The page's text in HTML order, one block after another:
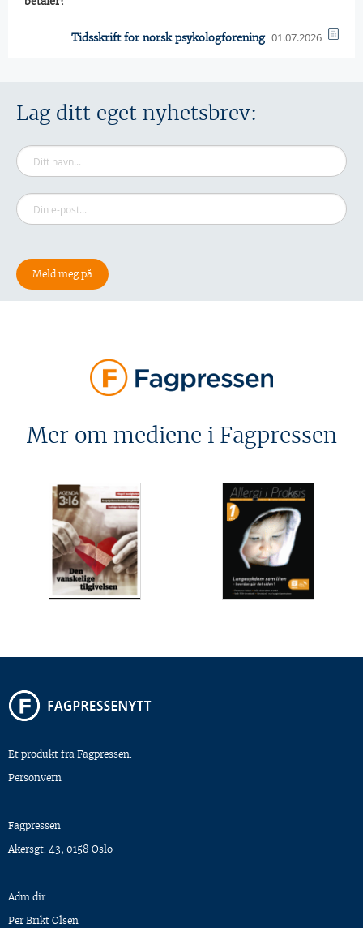
Tidsskrift for norsk psykologforening 01.07.2026
Lag ditt eget nyhetsbrev:
Mer om mediene i Fagpressen
Et produkt fra Fagpressen.
Personvern
Fagpressen
Akersgt. 43, 0158 Oslo
Adm.dir:
Per Brikt Olsen